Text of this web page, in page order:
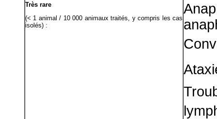
Très rare
(< 1 animal / 10 000 animaux traités, y compris les cas
isolés) :